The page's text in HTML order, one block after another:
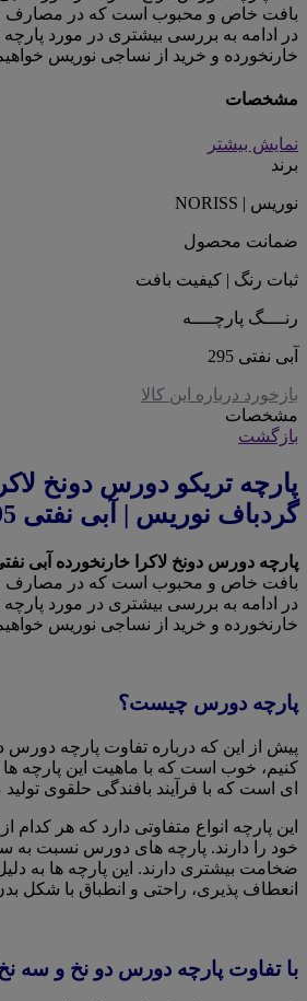
بافت خاص و محبوب است که در مصارف
در ادامه به بررسی بیشتری در مورد پارچه
خارنخورده و خرید از نساجی نوریس
مشخصات
نمایش بیشتر
برند
نوریس | NORISS
ضمانت محصول
ثبات رنگ | کیفیت بافت
رنــــگ پارچــــه
آبی نفتی 295
بازخورد درباره این کالا
مشخصات
بازگشت
پارچه تریکو دورس دونخ
گردباف نوریس | آبی نفتی 295
پارچه دورس دونخ لاکرا خارنخورده آبی نفتی
بافت خاص و محبوب است که در مصارف
در ادامه به بررسی بیشتری در مورد پارچه
خارنخورده و خرید از نساجی نوریس
پارچه دورس چیست؟
پیش از این که درباره تفاوت پارچه
کنیم، خوب است که با ماهیت این پارچه
ای است که با فرآیند بافندگی حلقوی
این پارچه انواع متفاوتی دارد که هر
خود را دارند. پارچه های دورس نسبت به
ضخامت بیشتری دارند. این پارچه ها به
انعطاف پذیری، راحتی و انطباق با شکل
با تفاوت پارچه دورس دو نخ و سه